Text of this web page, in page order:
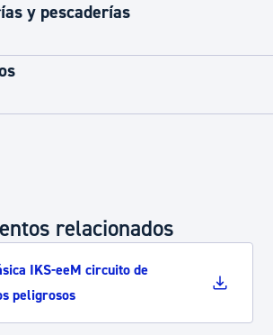
y pescaderías
relacionados
IKS-eeM circuito de
peligrosos